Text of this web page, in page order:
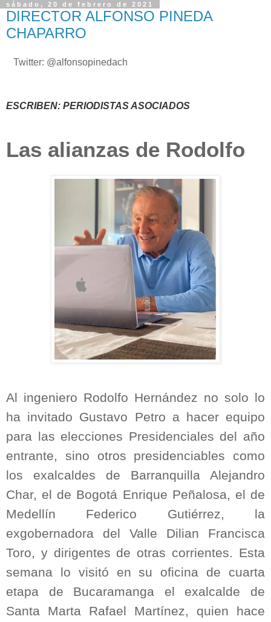
sábado, 20 de febrero de 2021
DIRECTOR ALFONSO PINEDA
CHAPARRO
Twitter: @alfonsopinedach
ESCRIBEN: PERIODISTAS ASOCIADOS
Las alianzas de Rodolfo
Al ingeniero Rodolfo Hernández no solo lo
ha invitado Gustavo Petro a hacer equipo
para las elecciones Presidenciales del año
entrante, sino otros presidenciables como
los exalcaldes de Barranquilla Alejandro
Char, el de Bogotá Enrique Peñalosa, el de
Medellín Federico Gutiérrez, la
exgobernadora del Valle Dilian Francisca
Toro, y dirigentes de otras corrientes. Esta
semana lo visitó en su oficina de cuarta
etapa de Bucaramanga el exalcalde de
Santa Marta Rafael Martínez, quien hace